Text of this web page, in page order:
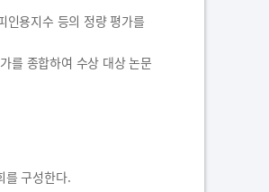
인용지수 등의 정량 평가를
를 종합하여 수상 대상 논문
를 구성한다.